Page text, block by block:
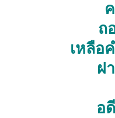
ถ
เหลือ
ฝ
อ